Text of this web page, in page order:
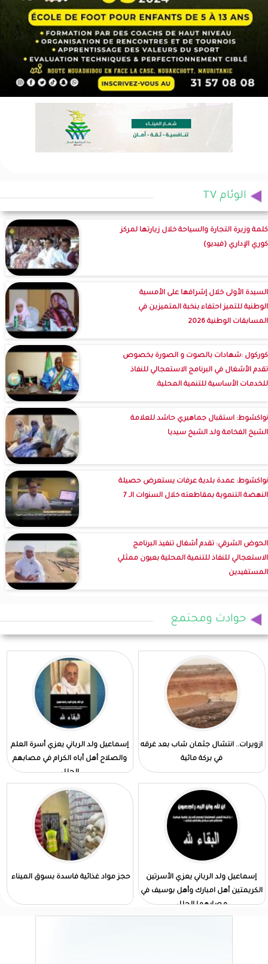
الوئام TV
كلمة وزيرة التجارة والسياحة خلال زيارتها لمركز
كوري الإداري (فيديو)
السيدة الأولى خلال إشرافها على الأمسية
الوطنية للتميز احتفاء بنخبة المتميزين في
المسابقات الوطنية 2026
كوركول :شهادات بالصوت و الصورة بخصوص
تقدم الأشغال في البرنامج الاستعجالي للنفاذ
للخدمات الأساسية للتنمية المحلية.
نواكشوط: استقبال جماهيري حاشد للعلامة
الشيخ الفخامة ولد الشيخ سيديا
نواكشوط: عمدة بلدية عرفات يستعرض حصيلة
النهضة التنموية بمقاطعته خلال السنوات الـ 7
الحوض الشرقي: تقدم أشغال تنفيذ البرنامج
الاستعجالي للنفاذ للتنمية المحلية بعيون ممثلي
المستفيدين
حوادث ومجتمع
ازويرات.. انتشال جثمان شاب بعد غرقه
في بركة مائية
إسماعيل ولد الرباني يعزي أسرة العلم
والصلاح أهل أباه الكرام في مصابهم
الجلل
إسماعيل ولد الرباني يعزي الأسرتين
الكريمتين أهل امبارك وأهل بوسيف في
مصابهما الجلل
حجز مواد غذائية فاسدة بسوق الميناء